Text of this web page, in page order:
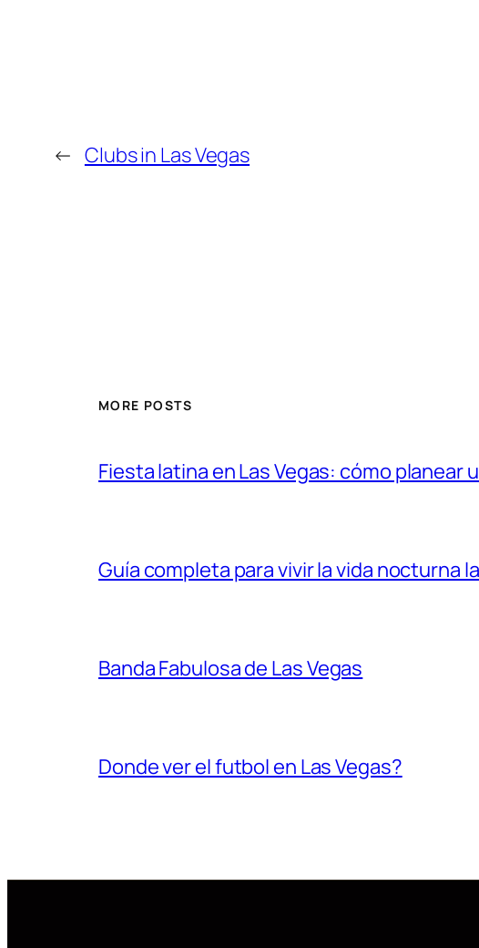
← Clubs in Las Vegas
MORE POSTS
Fiesta latina en Las Vegas: cómo planear
Guía completa para vivir la vida nocturna
Banda Fabulosa de Las Vegas
Donde ver el futbol en Las Vegas?